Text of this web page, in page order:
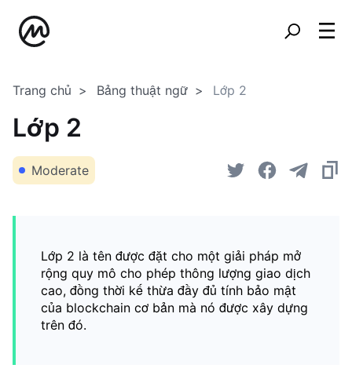
Trang chủ Bảng thuật ngữ Lớp 2
Lớp 2
Moderate
Lớp 2 là tên được đặt cho một giải pháp mở
rộng quy mô cho phép thông lượng giao dịch
cao, đồng thời kế thừa đầy đủ tính bảo mật
của blockchain cơ bản mà nó được xây dựng
trên đó.